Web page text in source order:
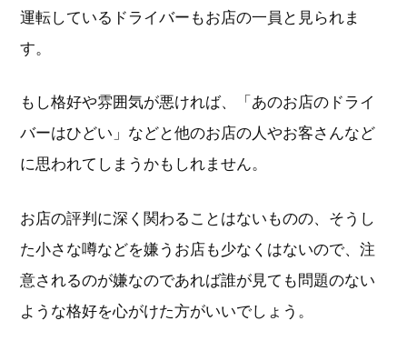
運転しているドライバーもお店の一員と見られま
す。
もし格好や雰囲気が悪ければ、「あのお店のドライ
バーはひどい」などと他のお店の人やお客さんなど
に思われてしまうかもしれません。
お店の評判に深く関わることはないものの、そうし
た小さな噂などを嫌うお店も少なくはないので、注
意されるのが嫌なのであれば誰が見ても問題のない
ような格好を心がけた方がいいでしょう。